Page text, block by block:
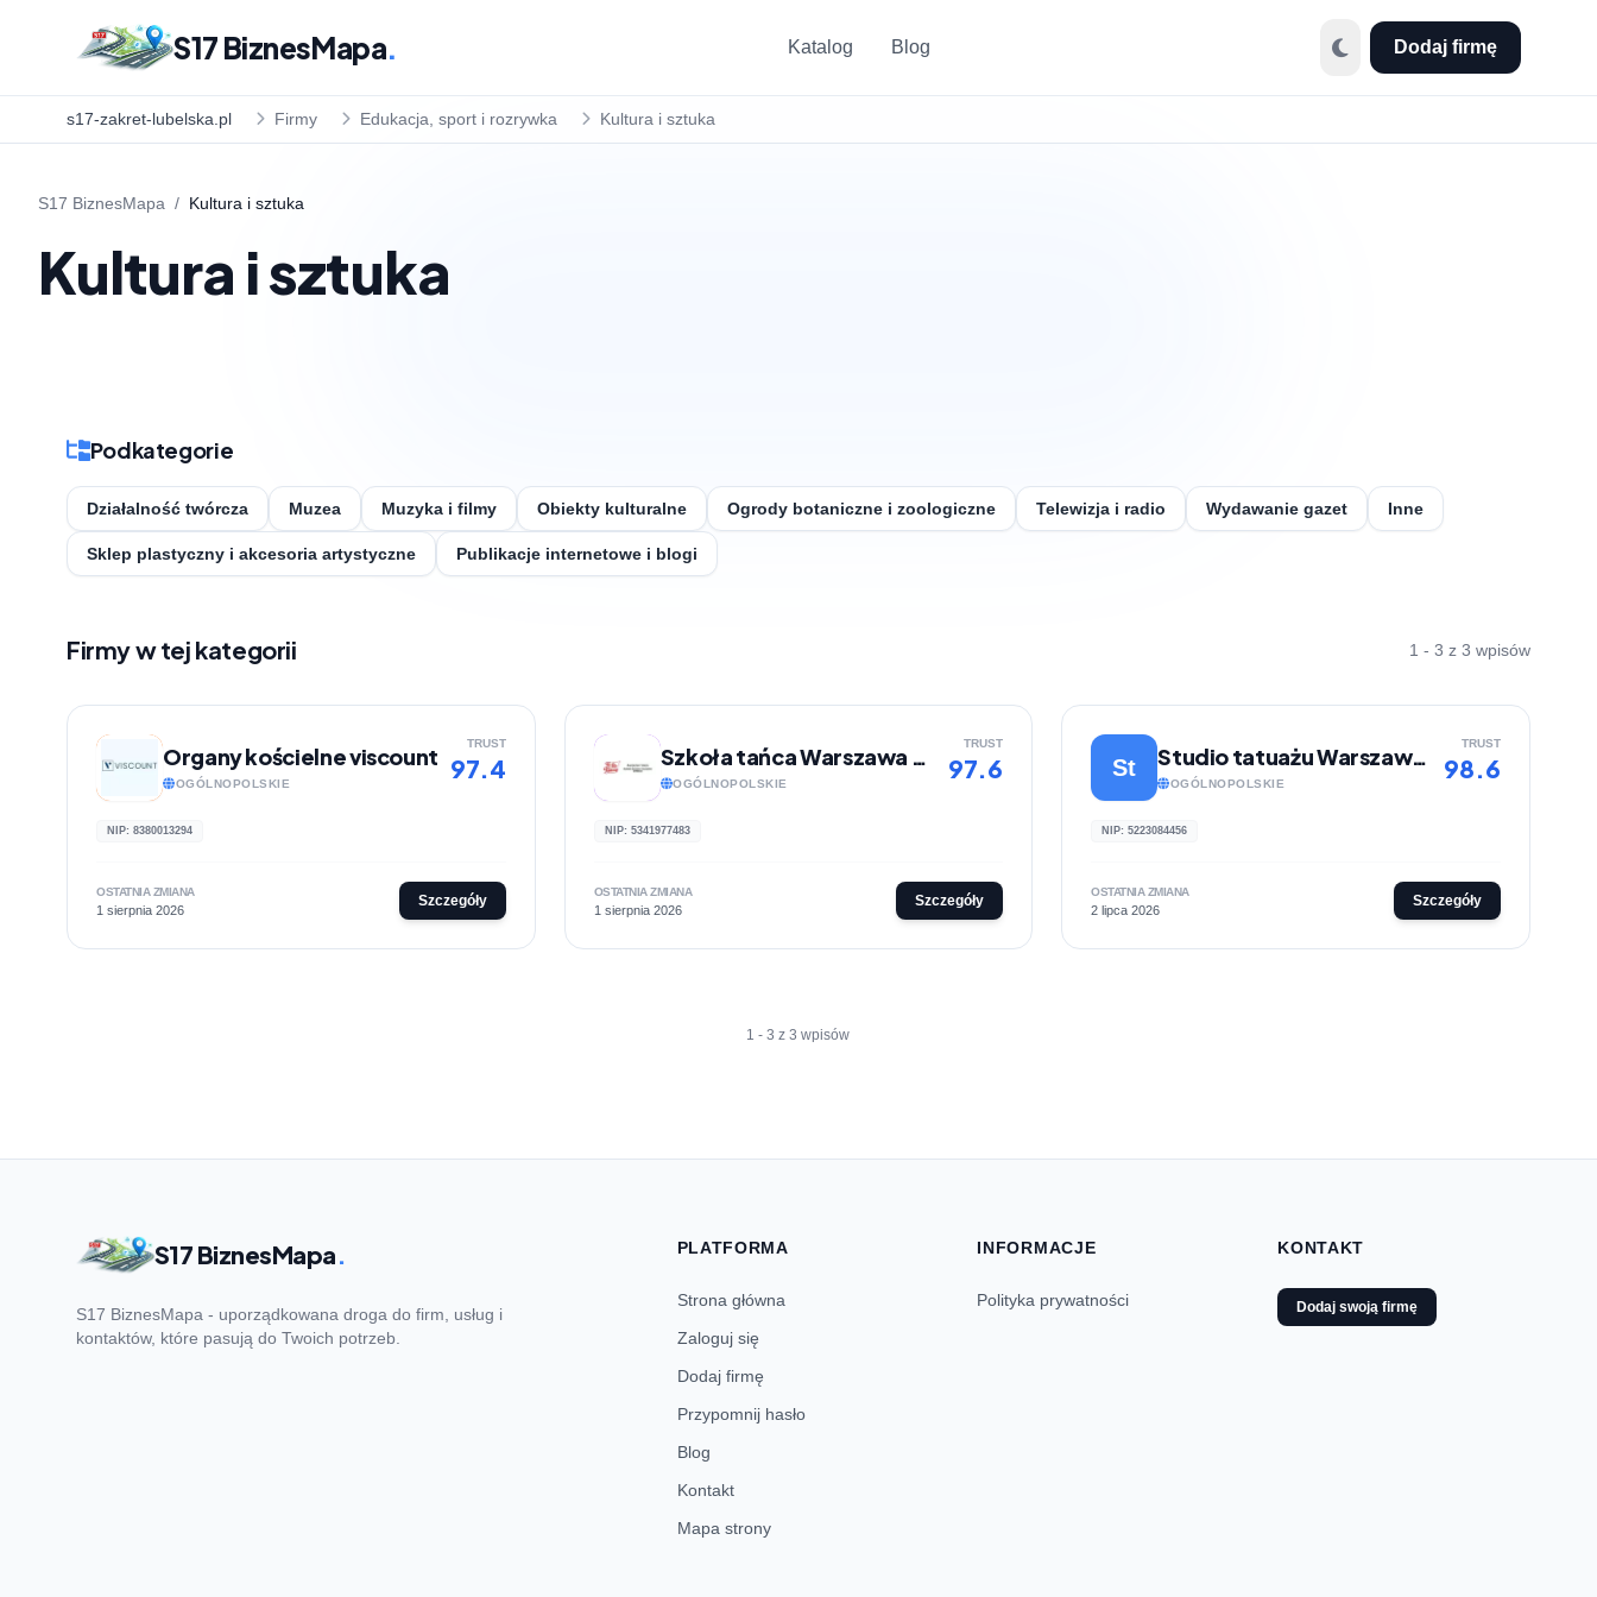
S17 BiznesMapa. Katalog Blog Dodaj firmę
s17-zakret-lubelska.pl Firmy Edukacja, sport i rozrywka Kultura i sztuka
S17 BiznesMapa / Kultura i sztuka
Kultura i sztuka
Podkategorie
Działalność twórcza Muzea Muzyka i filmy Obiekty kulturalne Ogrody botaniczne i zoologiczne Telewizja i radio Wydawanie gazet Inne
Sklep plastyczny i akcesoria artystyczne Publikacje internetowe i blogi
Firmy w tej kategorii 1 - 3 z 3 wpisów
Organy kościelne viscount
OGÓLNOPOLSKIE
TRUST
97.4
NIP: 8380013294
OSTATNIA ZMIANA
1 sierpnia 2026
Szczegóły
Szkoła tańca Warszawa - akademia tańca | Tu Się Tańczy
OGÓLNOPOLSKIE
TRUST
97.6
NIP: 5341977483
OSTATNIA ZMIANA
1 sierpnia 2026
Szczegóły
St Studio tatuażu Warszawa | Lunatyk Studio
OGÓLNOPOLSKIE
TRUST
98.6
NIP: 5223084456
OSTATNIA ZMIANA
2 lipca 2026
Szczegóły
1 - 3 z 3 wpisów
S17 BiznesMapa.
S17 BiznesMapa - uporządkowana droga do firm, usług i
kontaktów, które pasują do Twoich potrzeb.
PLATFORMA
Strona główna
Zaloguj się
Dodaj firmę
Przypomnij hasło
Blog
Kontakt
Mapa strony
INFORMACJE
Polityka prywatności
KONTAKT
Dodaj swoją firmę